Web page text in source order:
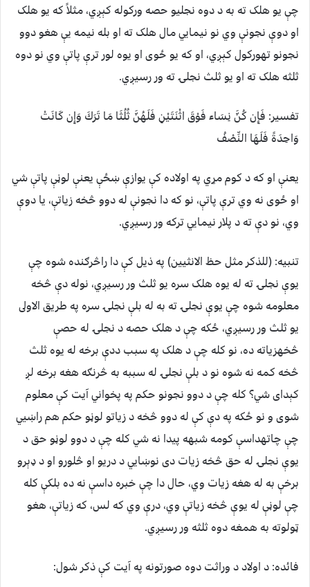
چې يو هلک ته به د دوه نجليو حصه ورکوله کېږي، مثلاً که يو هلک
او دوې نجونې وي نو نيمايي مال هلک ته او بله نيمه يې هغو دوو
نجونو تهورکول کېږي، او که يو ځوى او يوه لور ترې پاتې وي نو دوه
ثلثه هلک ته او يو ثلث نجلۍ ته ور رسيږي.
تفسیر: فَإِن كُنَّ نِسَاء فَوْقَ اثْنَتَيْنِ فَلَهُنَّ ثُلُثَا مَا تَرَكَ وَإِن كَانَتْ
وَاحِدَةً فَلَهَا النِّصْفُ
يعنې او که د کوم مړي په اولاده کې يوازې ښځې يعنې لوڼې پاتې شي
او ځوى نه وي ترې پاتې، نو که دا نجونې له دوو څخه زياتې، يا دوې
وي، نو دې ته د پلار نيمايي ترکه ور رسيږي.
تنبيه: (للذکر مثل حظ الانثيين) په ذيل کې دا راڅرګنده شوه چې
يوې نجلۍ ته له يوه هلک سره يو ثلث ور رسيږي، نوله دې څخه
معلومه شوه چې يوې نجلۍ ته به له بلې نجلۍ سره په طريق الاولى
يو ثلث ور رسيږي، ځکه چې د هلک حصه د نجلۍ له حصې
څخهزياته ده، نو کله چې د هلک په سبب ددې برخه له يوه ثلث
څخه کمه نه شوه نو د بلې نجلۍ له سببه به څرنګه هغه برخه لږ
کېداى شي؟ کله چې د دوو نجونو حکم په پخواني آيت کې معلوم
شوى و نو ځکه په دې کې له دوو څخه د زياتو لوڼو حکم هم راښيي
چې چاتهداسې کومه شبهه پيدا نه شي کله چې د دوو لوڼو حق د
يوې نجلۍ له حق څخه زيات دى نوښايي د دريو او څلورو او د ډېرو
برخې به له هغه زيات وي، حال دا چې خبره داسې نه ده بلکې کله
چې لوڼې له يوې څخه زياتې وي، درې وي که لس، که زياتې، هغو
ټولوته به همغه دوه ثلثه ور رسيږي.
فائده: د اولاد د وراثت دوه صورتونه په آيت کې ذکر شول: